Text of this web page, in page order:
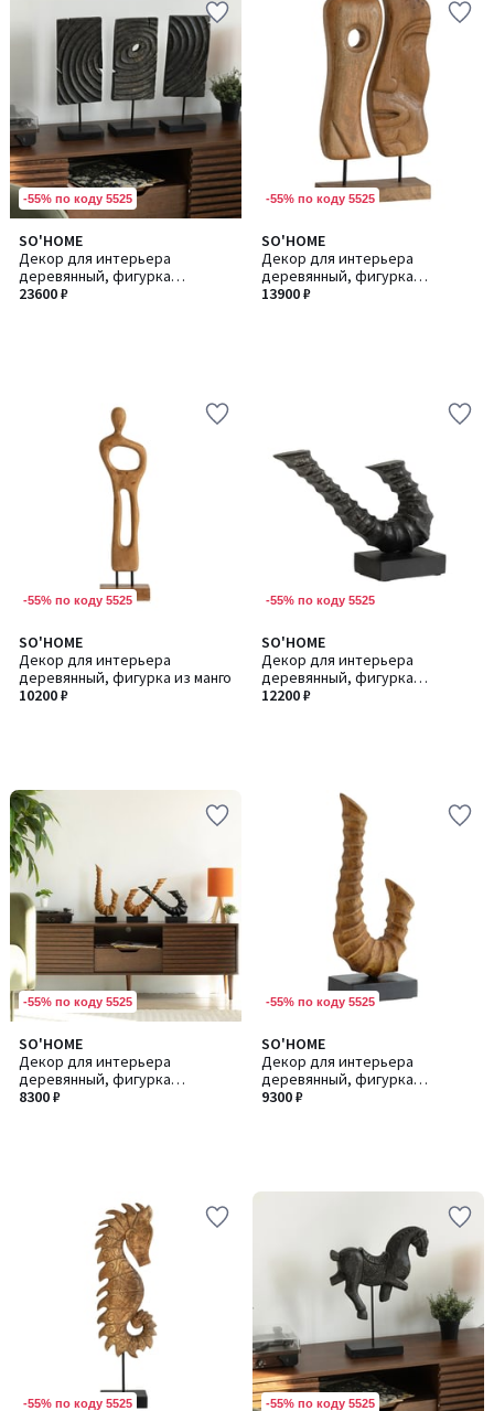
-55% по коду 5525
SO'HOME
Декор для интерьера
деревянный, фигурка
абстракция из манго
23600 ₽
-55% по коду 5525
SO'HOME
Декор для интерьера
деревянный, фигурка
абстракция из манго
13900 ₽
-55% по коду 5525
SO'HOME
Декор для интерьера
деревянный, фигурка из манго
10200 ₽
-55% по коду 5525
SO'HOME
Декор для интерьера
деревянный, фигурка
абстракция из манго
12200 ₽
-55% по коду 5525
SO'HOME
Декор для интерьера
деревянный, фигурка
абстракция из манго
8300 ₽
-55% по коду 5525
SO'HOME
Декор для интерьера
деревянный, фигурка
абстракция из манго
9300 ₽
-55% по коду 5525 -55% по коду 5525